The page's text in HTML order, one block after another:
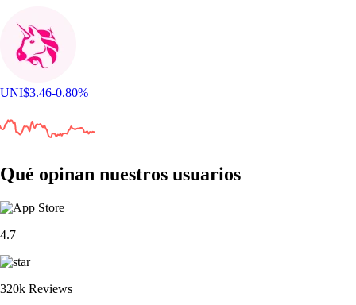
UNI$3.46-0.80%
Qué opinan nuestros usuarios
4.7
320k Reviews